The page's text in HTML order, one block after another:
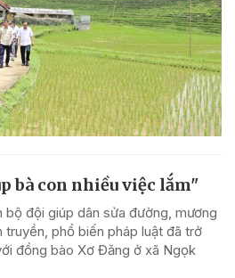
bà con nhiều việc lắm"
bộ đội giúp dân sửa đường, mương
truyền, phổ biến pháp luật đã trở
đồng bào Xơ Đăng ở xã Ngọk